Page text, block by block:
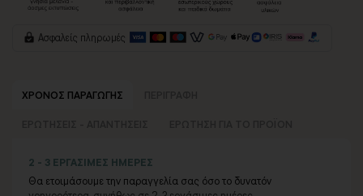
Ασφαλείς πληρωμές
ΧΡΟΝΟΣ ΠΑΡΑΓΩΓΗΣ
2 - 3 ΕΡΓΑΣΙΜΕΣ ΗΜΕΡΕΣ
Θα ετοιμάσουμε την παραγγελία σας όσο το δυνατόν